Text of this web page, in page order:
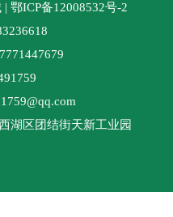
| 鄂ICP备12008532号-2
湖区团结街天新工业园